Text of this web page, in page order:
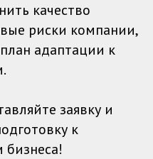
качество
риски компании,
адаптации к
заявку и
к